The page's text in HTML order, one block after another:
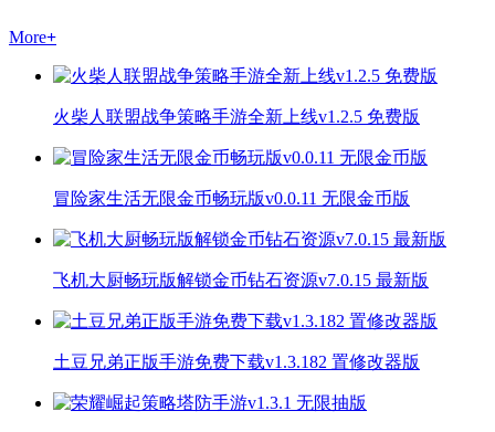
More+
火柴人联盟战争策略手游全新上线v1.2.5 免费版
冒险家生活无限金币畅玩版v0.0.11 无限金币版
飞机大厨畅玩版解锁金币钻石资源v7.0.15 最新版
土豆兄弟正版手游免费下载v1.3.182 置修改器版